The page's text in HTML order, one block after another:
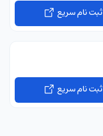
ثبت نام سریع
ثبت نام سریع